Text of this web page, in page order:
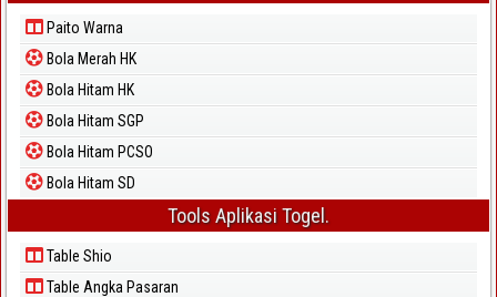
Paito Warna
Bola Merah HK
Bola Hitam HK
Bola Hitam SGP
Bola Hitam PCSO
Bola Hitam SD
Tools Aplikasi Togel.
Table Shio
Table Angka Pasaran